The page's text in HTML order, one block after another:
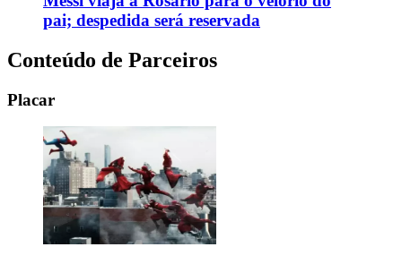
pai; despedida será reservada
Conteúdo de Parceiros
Placar